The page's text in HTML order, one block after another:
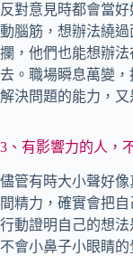
反對意見時都會當
動腦筋，想辦法繞
攔，他們也能想辦
去。職場瞬息萬變
解決問題的能力，又
3、有影響力的人，
儘管有時大小聲好
間精力，確實會把
行動證明自己的想
不會小鼻子小眼睛